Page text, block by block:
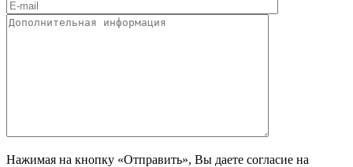
Нажимая на кнопку «Отправить», Вы даете согласие на